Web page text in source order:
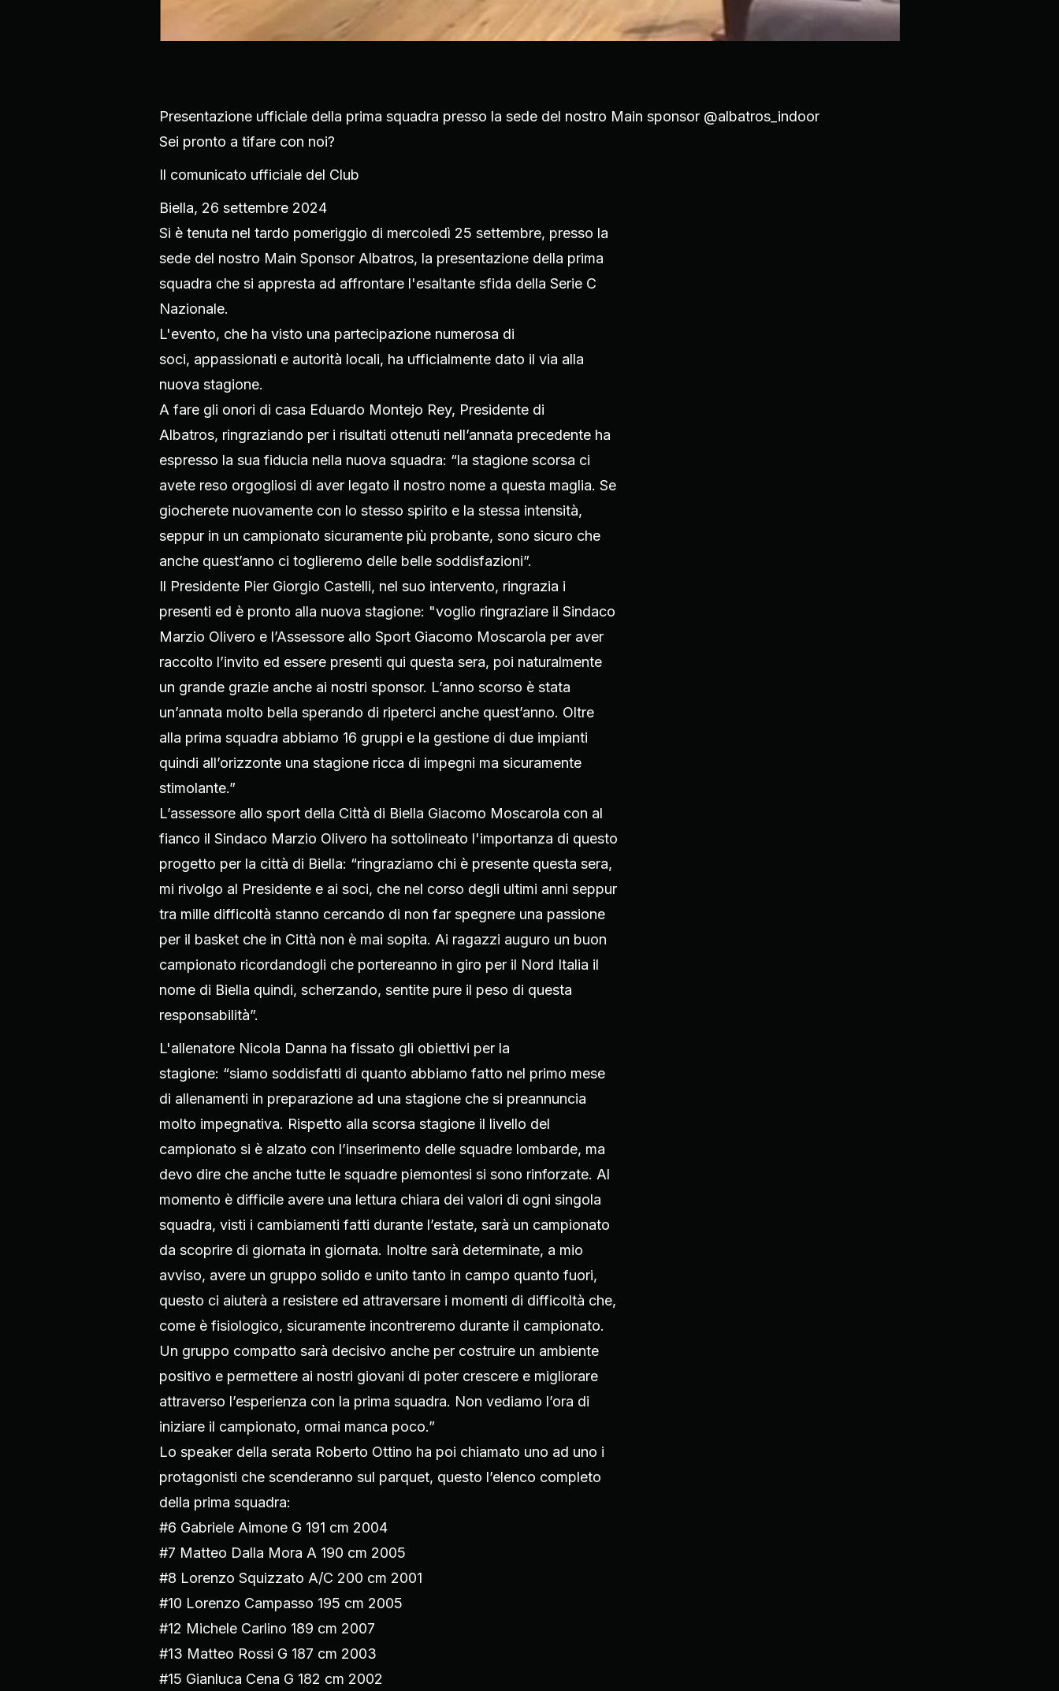
Presentazione ufficiale della prima squadra presso la sede del nostro Main sponsor @albatros_indoor
Sei pronto a tifare con noi?
Il comunicato ufficiale del Club
Biella, 26 settembre 2024
Si è tenuta nel tardo pomeriggio di mercoledì 25 settembre, presso la
sede del nostro Main Sponsor Albatros, la presentazione della prima
squadra che si appresta ad affrontare l'esaltante sfida della Serie C
Nazionale.
L'evento, che ha visto una partecipazione numerosa di
soci, appassionati e autorità locali, ha ufficialmente dato il via alla
nuova stagione.
A fare gli onori di casa Eduardo Montejo Rey, Presidente di
Albatros, ringraziando per i risultati ottenuti nell’annata precedente ha
espresso la sua fiducia nella nuova squadra: “la stagione scorsa ci
avete reso orgogliosi di aver legato il nostro nome a questa maglia. Se
giocherete nuovamente con lo stesso spirito e la stessa intensità,
seppur in un campionato sicuramente più probante, sono sicuro che
anche quest’anno ci toglieremo delle belle soddisfazioni”.
Il Presidente Pier Giorgio Castelli, nel suo intervento, ringrazia i
presenti ed è pronto alla nuova stagione: "voglio ringraziare il Sindaco
Marzio Olivero e l’Assessore allo Sport Giacomo Moscarola per aver
raccolto l’invito ed essere presenti qui questa sera, poi naturalmente
un grande grazie anche ai nostri sponsor. L’anno scorso è stata
un’annata molto bella sperando di ripeterci anche quest’anno. Oltre
alla prima squadra abbiamo 16 gruppi e la gestione di due impianti
quindi all’orizzonte una stagione ricca di impegni ma sicuramente
stimolante.”
L’assessore allo sport della Città di Biella Giacomo Moscarola con al
fianco il Sindaco Marzio Olivero ha sottolineato l'importanza di questo
progetto per la città di Biella: “ringraziamo chi è presente questa sera,
mi rivolgo al Presidente e ai soci, che nel corso degli ultimi anni seppur
tra mille difficoltà stanno cercando di non far spegnere una passione
per il basket che in Città non è mai sopita. Ai ragazzi auguro un buon
campionato ricordandogli che portereanno in giro per il Nord Italia il
nome di Biella quindi, scherzando, sentite pure il peso di questa
responsabilità”.
L'allenatore Nicola Danna ha fissato gli obiettivi per la
stagione: “siamo soddisfatti di quanto abbiamo fatto nel primo mese
di allenamenti in preparazione ad una stagione che si preannuncia
molto impegnativa. Rispetto alla scorsa stagione il livello del
campionato si è alzato con l’inserimento delle squadre lombarde, ma
devo dire che anche tutte le squadre piemontesi si sono rinforzate. Al
momento è difficile avere una lettura chiara dei valori di ogni singola
squadra, visti i cambiamenti fatti durante l’estate, sarà un campionato
da scoprire di giornata in giornata. Inoltre sarà determinate, a mio
avviso, avere un gruppo solido e unito tanto in campo quanto fuori,
questo ci aiuterà a resistere ed attraversare i momenti di difficoltà che,
come è fisiologico, sicuramente incontreremo durante il campionato.
Un gruppo compatto sarà decisivo anche per costruire un ambiente
positivo e permettere ai nostri giovani di poter crescere e migliorare
attraverso l’esperienza con la prima squadra. Non vediamo l’ora di
iniziare il campionato, ormai manca poco.”
Lo speaker della serata Roberto Ottino ha poi chiamato uno ad uno i
protagonisti che scenderanno sul parquet, questo l’elenco completo
della prima squadra:
#6 Gabriele Aimone G 191 cm 2004
#7 Matteo Dalla Mora A 190 cm 2005
#8 Lorenzo Squizzato A/C 200 cm 2001
#10 Lorenzo Campasso 195 cm 2005
#12 Michele Carlino 189 cm 2007
#13 Matteo Rossi G 187 cm 2003
#15 Gianluca Cena G 182 cm 2002